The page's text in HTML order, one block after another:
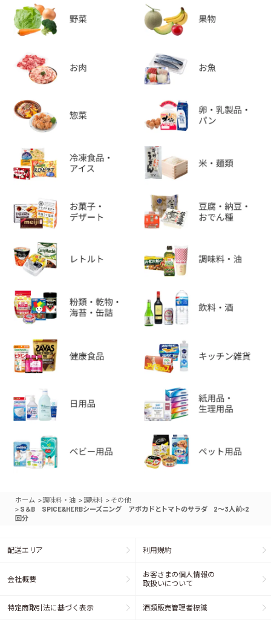
ホーム >調味料・油 >調味料 > その他
> S＆B SPICE&HERBシーズニング アボカドとトマトのサラダ 2～3人前×2
回分
配送エリア 利用規約
会社概要
お客さまの個人情報の
取扱いについて
特定商取引法に基づく表示 酒類販売管理者標識